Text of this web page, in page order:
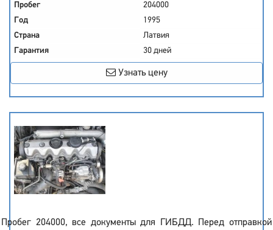
Пробег
204000
Год
1995
Страна
Латвия
Гарантия
30 дней
Узнать цену
Пробег 204000, все документы для ГИБДД. Перед отправкой